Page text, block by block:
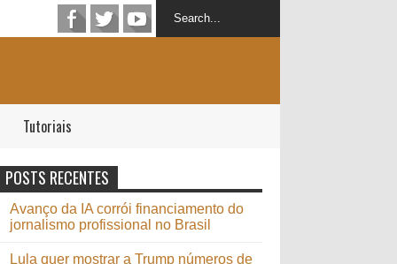
Tutoriais
POSTS RECENTES
Avanço da IA corrói financiamento do
jornalismo profissional no Brasil
Lula quer mostrar a Trump números de